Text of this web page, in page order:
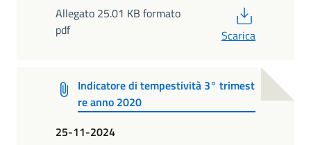
Allegato 25.01 KB formato
pdf
Scarica
Indicatore di tempestività 3° trimest
re anno 2020
25-11-2024